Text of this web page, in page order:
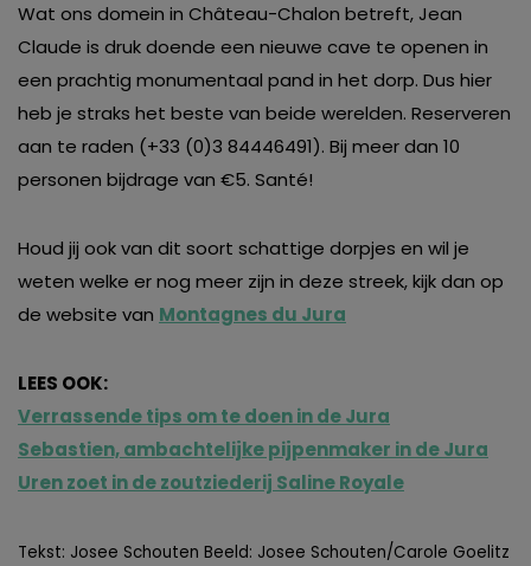
Wat ons domein in Château-Chalon betreft, Jean
Claude is druk doende een nieuwe cave te openen in
een prachtig monumentaal pand in het dorp. Dus hier
heb je straks het beste van beide werelden. Reserveren
aan te raden (+33 (0)3 84446491). Bij meer dan 10
personen bijdrage van €5. Santé!
Houd jij ook van dit soort schattige dorpjes en wil je
weten welke er nog meer zijn in deze streek, kijk dan op
de website van Montagnes du Jura
LEES OOK:
Verrassende tips om te doen in de Jura
Sebastien, ambachtelijke pijpenmaker in de Jura
Uren zoet in de zoutziederij Saline Royale
Tekst: Josee Schouten Beeld: Josee Schouten/Carole Goelitz